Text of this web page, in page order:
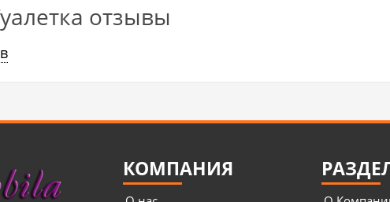
отзывы
КОМПАНИЯ